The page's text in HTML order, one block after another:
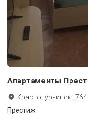
Апартаменты
Краснотурьинск ·764
Престиж